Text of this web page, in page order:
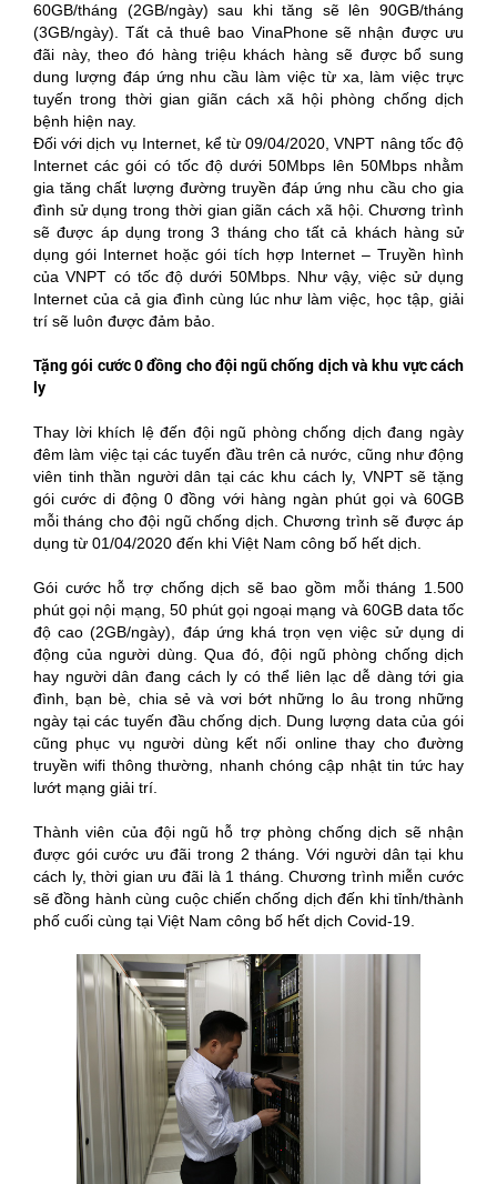
60GB/tháng (2GB/ngày) sau khi tăng sẽ lên 90GB/tháng
(3GB/ngày). Tất cả thuê bao VinaPhone sẽ nhận được ưu
đãi này, theo đó hàng triệu khách hàng sẽ được bổ sung
dung lượng đáp ứng nhu cầu làm việc từ xa, làm việc trực
tuyến trong thời gian giãn cách xã hội phòng chống dịch
bệnh hiện nay.
Đối với dịch vụ Internet, kể từ 09/04/2020, VNPT nâng tốc độ
Internet các gói có tốc độ dưới 50Mbps lên 50Mbps nhằm
gia tăng chất lượng đường truyền đáp ứng nhu cầu cho gia
đình sử dụng trong thời gian giãn cách xã hội. Chương trình
sẽ được áp dụng trong 3 tháng cho tất cả khách hàng sử
dụng gói Internet hoặc gói tích hợp Internet – Truyền hình
của VNPT có tốc độ dưới 50Mbps. Như vậy, việc sử dụng
Internet của cả gia đình cùng lúc như làm việc, học tập, giải
trí sẽ luôn được đảm bảo.
Tặng gói cước 0 đồng cho đội ngũ chống dịch và khu vực cách
ly
Thay lời khích lệ đến đội ngũ phòng chống dịch đang ngày
đêm làm việc tại các tuyến đầu trên cả nước, cũng như động
viên tinh thần người dân tại các khu cách ly, VNPT sẽ tặng
gói cước di động 0 đồng với hàng ngàn phút gọi và 60GB
mỗi tháng cho đội ngũ chống dịch. Chương trình sẽ được áp
dụng từ 01/04/2020 đến khi Việt Nam công bố hết dịch.
Gói cước hỗ trợ chống dịch sẽ bao gồm mỗi tháng 1.500
phút gọi nội mạng, 50 phút gọi ngoại mạng và 60GB data tốc
độ cao (2GB/ngày), đáp ứng khá trọn vẹn việc sử dụng di
động của người dùng. Qua đó, đội ngũ phòng chống dịch
hay người dân đang cách ly có thể liên lạc dễ dàng tới gia
đình, bạn bè, chia sẻ và vơi bớt những lo âu trong những
ngày tại các tuyến đầu chống dịch. Dung lượng data của gói
cũng phục vụ người dùng kết nối online thay cho đường
truyền wifi thông thường, nhanh chóng cập nhật tin tức hay
lướt mạng giải trí.
Thành viên của đội ngũ hỗ trợ phòng chống dịch sẽ nhận
được gói cước ưu đãi trong 2 tháng. Với người dân tại khu
cách ly, thời gian ưu đãi là 1 tháng. Chương trình miễn cước
sẽ đồng hành cùng cuộc chiến chống dịch đến khi tỉnh/thành
phố cuối cùng tại Việt Nam công bố hết dịch Covid-19.